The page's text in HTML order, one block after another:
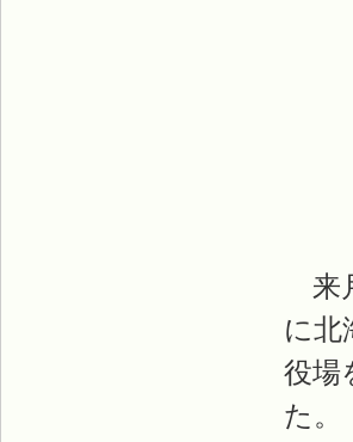
来
に北
役場
た。